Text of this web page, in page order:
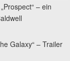
„Prospect“ – ein
Galaxy“ – Trailer